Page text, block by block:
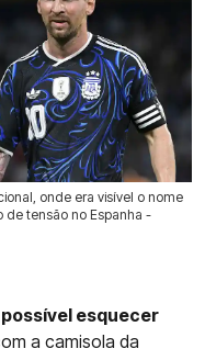
onde era visível o nome
de tensão no Espanha -
esquecer
a camisola da